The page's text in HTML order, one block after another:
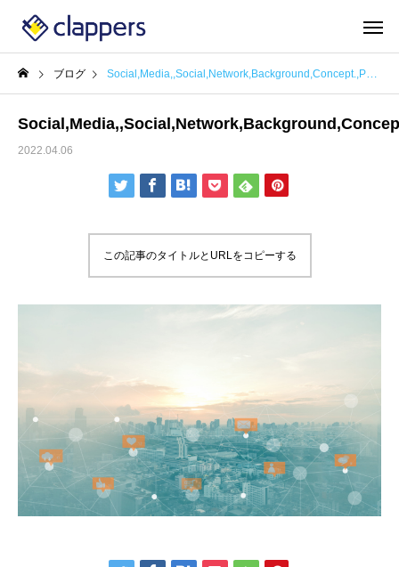
ブログ Social,Media,,Social,Network,Background,Concept.,People,Use,Social,Media
2022.04.06
この記事のタイトルとURLをコピーする